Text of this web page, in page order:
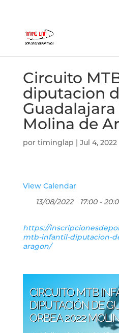
Circuito
diputacion
Molina de
por timinglap | Jul 4, 2022
View Calendar
13/08/2022
17:00 -
https://
mtb-infantil-diputacion-
aragon/